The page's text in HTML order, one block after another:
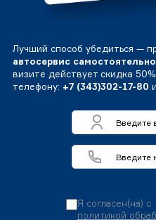
Лучший способ убедиться —
автосервис самостоятельно
визите действует скидка
телефону: +7 (343)302-17-80
Я согласен(на) с
политикой